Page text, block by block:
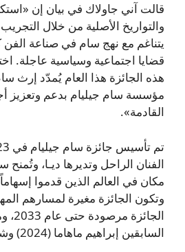
قالت آني جاولاك في بيان إن
والتواريخ الأصلية من خلال
يتناغم مع نهج سام في صناعة الفن
قضايا اجتماعية وسياسية عاجلة.
هذه الجائزة هذا العام يُمدّد إرث
مؤسسة سام جيليام بدعم وتعزيز
القادمة».
الفنان الراحل وتديرها ديـا، وتُمنح
مكان في العالم الذين قدموا
وتكون الجائزة مغيرة لمسارهم
السابقين إبراهيم ماهاما (2024) وشيلا جوادا (2025).